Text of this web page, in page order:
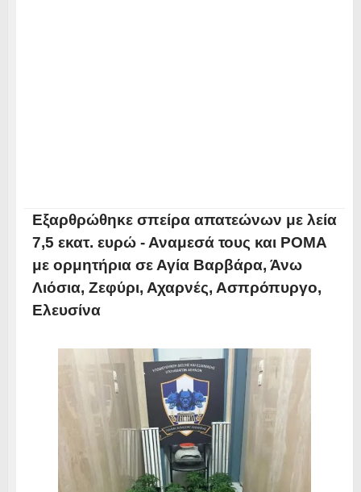
Εξαρθρώθηκε σπείρα απατεώνων με λεία
7,5 εκατ. ευρώ - Αναμεσά τους και ΡΟΜΑ
με ορμητήρια σε Αγία Βαρβάρα, Άνω
Λιόσια, Ζεφύρι, Αχαρνές, Ασπρόπυργο,
Ελευσίνα